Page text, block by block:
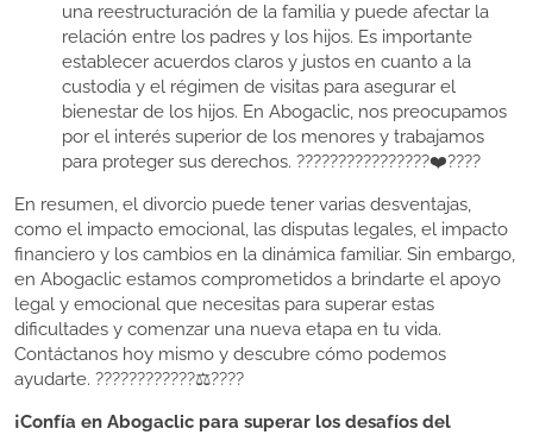
una reestructuración de la familia y puede afectar la
relación entre los padres y los hijos. Es importante
establecer acuerdos claros y justos en cuanto a la
custodia y el régimen de visitas para asegurar el
bienestar de los hijos. En Abogaclic, nos preocupamos
por el interés superior de los menores y trabajamos
para proteger sus derechos. ????‍????‍????‍????❤️????
En resumen, el divorcio puede tener varias desventajas,
como el impacto emocional, las disputas legales, el impacto
financiero y los cambios en la dinámica familiar. Sin embargo,
en Abogaclic estamos comprometidos a brindarte el apoyo
legal y emocional que necesitas para superar estas
dificultades y comenzar una nueva etapa en tu vida.
Contáctanos hoy mismo y descubre cómo podemos
ayudarte. ????????????‍⚖️????
¡Confía en Abogaclic para superar los desafíos del